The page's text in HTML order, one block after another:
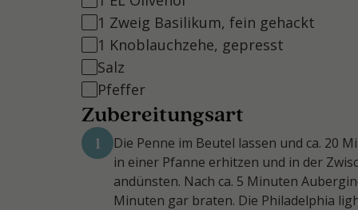
1 Zweig Basilikum, fein gehackt
1 Knoblauchzehe, gepresst
Salz
Pfeffer
Zubereitungsart
1
Die Penne im Beutel lassen und ca. 20
in einer Pfanne erhitzen und in der
andünsten. Nach ca. 5 Minuten
Minuten gar braten. Die Philadelphia